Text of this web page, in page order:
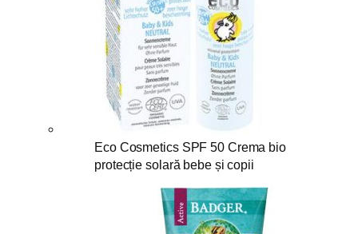
Eco Cosmetics SPF 50 Crema bio
protecție solară bebe și copii